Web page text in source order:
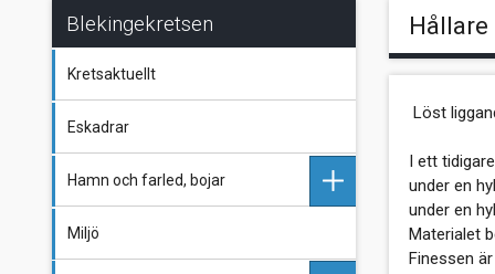
Blekingekretsen
Kretsaktuellt
Eskadrar
Hamn och farled, bojar
Miljö
Löst
I ett
under en
under en
Materialet
Finessen